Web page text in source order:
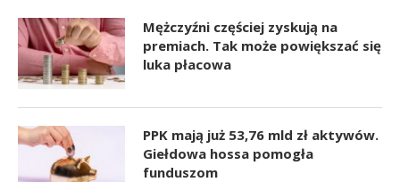
Mężczyźni częściej zyskują na
premiach. Tak może powiększać się
luka płacowa
PPK mają już 53,76 mld zł aktywów.
Giełdowa hossa pomogła
funduszom